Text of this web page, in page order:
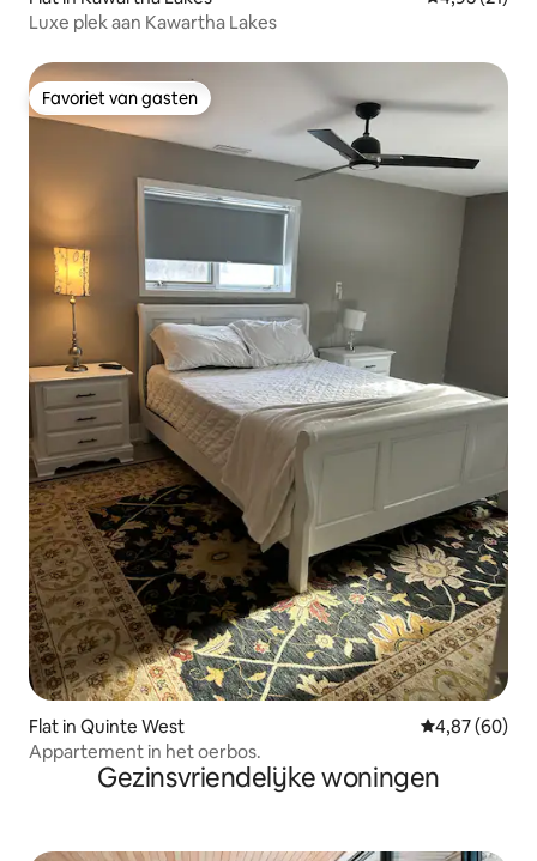
Luxe plek aan Kawartha Lakes
Favoriet van gasten
Favoriet van gasten
Flat in Quinte West Gemiddelde
4,87 (60)
Appartement in het oerbos.
Gezinsvriendelijke woningen